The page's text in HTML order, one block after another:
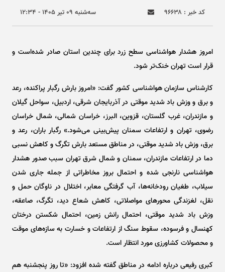
کد خبر : ۹۶۶۳۸
سه‌شنبه ۰۹ تير ۱۴۰۵ - ۱۲:۳۴
امروز هشدار هواشناسی سطح زرد برای چندین استان صادر شده‌است و
قرار است تهران خنک‌تر شود.
کارشناس سازمان هواشناسی کشور گفت: «امروز بارش رگبار پراکنده، رعد
و برق و وزش باد شدید موقتی در آذربایجان شرقی، اردبیل، سواحل گیلان
و مازندران، غرب گلستان، قزوین، البرز، خراسان شمالی، شمال خراسان
رضوی، تهران و ارتفاعات سمنان پیش‌بینی می‌شود.» رگبار باران، رعد و
برق، وزش باد شدید موقتی، در مناطق مستعد بارش تگرگ و کاهش نسبی
دما در ارتفاعات مازندران، سمنان و شمال شرق تهران سبب صدور هشدار
هواشناسی نارنجی شده و احتمال بروز مخاطراتی از جمله جاری شدن
سیلاب، طغیان رودخانه‌ها، آب گرفتگی معابر، اختلال در ناوگان حمل و
نقل، لغزندگی محور‌های مواصلاتی، کاهش شعاع دید، تگرگ، صاعقه،
وزش باد شدید موقتی، احتمال رانش زمین، احتمال شکستن درختان
کهنسال و فرسوده، سقوط سنگ از ارتفاعات و خسارت به سازه‌های موقت
و محصولات کشاورزی مورد انتظار است.
کبری رفیعی درباره ادامه در مناطق گفته شده افزود: «تا روز پنجشنبه هم